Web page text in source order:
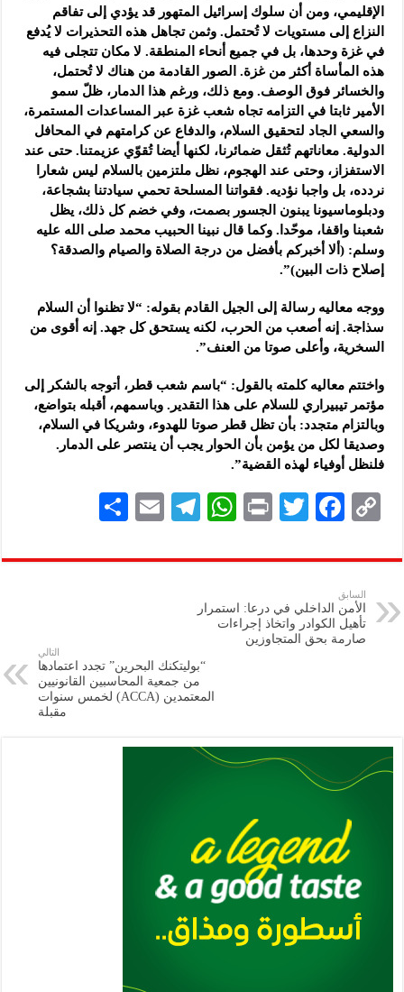
الإقليمي، ومن أن سلوك إسرائيل المتهور قد يؤدي إلى تفاقم
النزاع إلى مستويات لا تُحتمل. وثمن تجاهل هذه التحذيرات لا يُدفع
في غزة وحدها، بل في جميع أنحاء المنطقة. لا مكان تتجلى فيه
هذه المأساة أكثر من غزة. الصور القادمة من هناك لا تُحتمل،
والخسائر فوق الوصف. ومع ذلك، ورغم هذا الدمار، ظلّ سمو
الأمير ثابتا في التزامه تجاه شعب غزة عبر المساعدات المستمرة،
والسعي الجاد لتحقيق السلام، والدفاع عن كرامتهم في المحافل
الدولية. معاناتهم تُثقل ضمائرنا، لكنها أيضا تُقوّي عزيمتنا. حتى عند
الاستفزاز، وحتى عند الهجوم، نظل ملتزمين بالسلام ليس شعارا
نردده، بل واجبا نؤديه. فقواتنا المسلحة تحمي سيادتنا بشجاعة،
ودبلوماسيونا يبنون الجسور بصمت، وفي خضم كل ذلك، يظل
شعبنا واقفا، موحّدا. وكما قال نبينا الحبيب محمد صلى الله عليه
وسلم: (ألا أخبركم بأفضل من درجة الصلاة والصيام والصدقة؟
إصلاح ذات البين)”.
ووجه معاليه رسالة إلى الجيل القادم بقوله: “لا تظنوا أن السلام
سذاجة. إنه أصعب من الحرب، لكنه يستحق كل جهد. إنه أقوى من
السخرية، وأعلى صوتا من العنف”.
واختتم معاليه كلمته بالقول: “باسم شعب قطر، أتوجه بالشكر إلى
مؤتمر تيبيراري للسلام على هذا التقدير. وباسمهم، أقبله بتواضع،
وبالتزام متجدد: بأن تظل قطر صوتا للهدوء، وشريكا في السلام،
وصديقا لكل من يؤمن بأن الحوار يجب أن ينتصر على الدمار.
فلنظل أوفياء لهذه القضية”.
C
p
y
Li
n
F
eb
k
T
tt
P
nt
W
at
A
p
Te
gr
E
ai
ar
السابق
الأمن الداخلي في درعا: استمرار
تأهيل الكوادر واتخاذ إجراءات
صارمة بحق المتجاوزين
التالي
“بوليتكنك البحرين” تجدد اعتمادها
من جمعية المحاسبين القانونيين
المعتمدين (ACCA) لخمس سنوات
مقبلة